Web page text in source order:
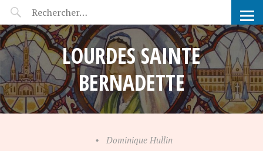
POP-UP FÉERIE
LOURDES SAINTE
BERNADETTE
• Dominique Hullin